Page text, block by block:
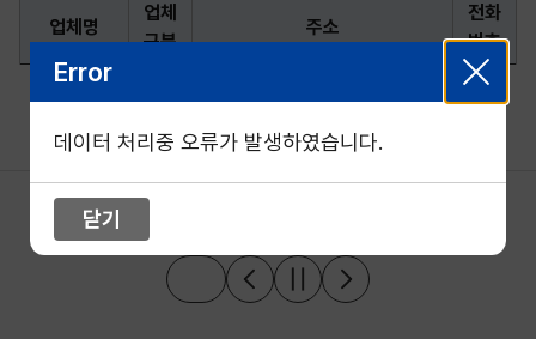
업체명
업체
구분
주소
전화
번호
Error
데이터 처리중 오류가 발생하였습니다.
닫기